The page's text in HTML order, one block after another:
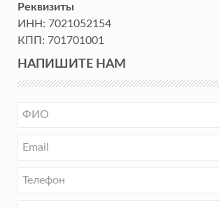
Реквизиты
ИНН: 7021052154
КПП: 701701001
НАПИШИТЕ НАМ